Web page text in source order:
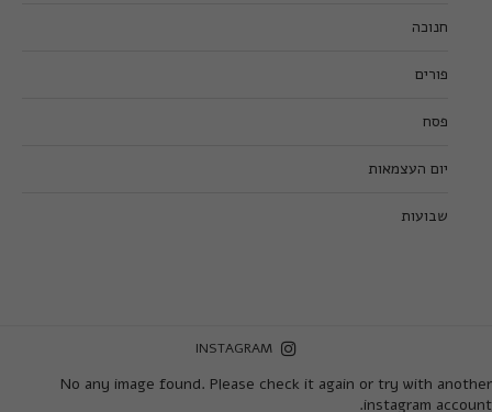
חנוכה
פורים
פסח
יום העצמאות
שבועות
INSTAGRAM
No any image found. Please check it again or try with another
instagram account.